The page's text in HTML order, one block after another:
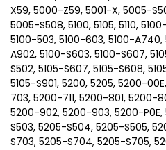
X59, 5000-Z59, 5001-X, 5005-
5005-S508, 5100, 5105, 5110,
5100-503, 5100-603, 5100-A740,
A902, 5100-S603, 5100-S607,
S502, 5105-S607, 5105-S608,
5105-S901, 5200, 5205, 5200-
703, 5200-711, 5200-801, 5200-
5200-902, 5200-903, 5200-P0E,
S503, 5205-S504, 5205-S505,
S703, 5205-S704, 5205-S705,